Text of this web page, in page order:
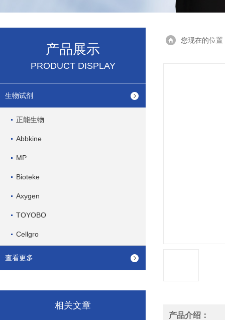
产品展示
PRODUCT DISPLAY
生物试剂
正能生物
Abbkine
MP
Bioteke
Axygen
TOYOBO
Cellgro
查看更多
相关文章
您现在的位置
产品介绍：